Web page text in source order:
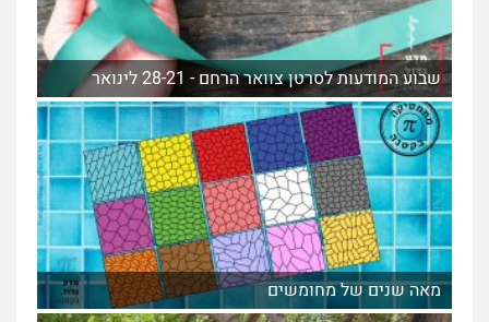
שבוע המודעות לסרטן צוואר הרחם - 28-21 לינואר
מאה שנים של מחומשים